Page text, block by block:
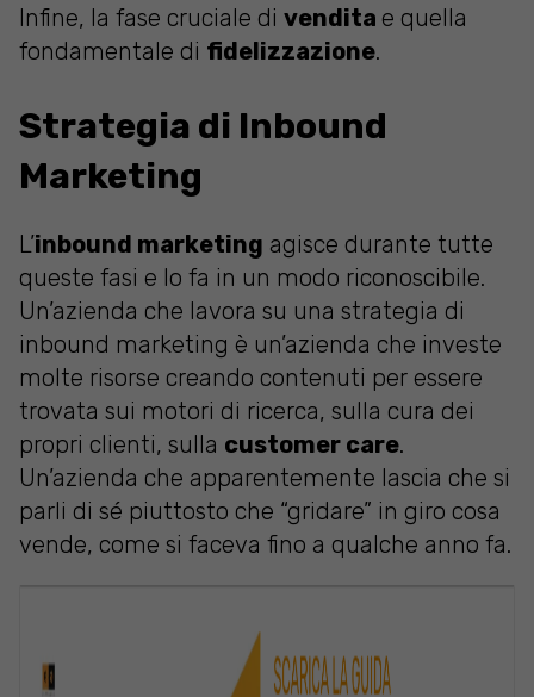
Infine, la fase cruciale di vendita e quella
fondamentale di fidelizzazione.
Strategia di Inbound
Marketing
L’inbound marketing agisce durante tutte
queste fasi e lo fa in un modo riconoscibile.
Un’azienda che lavora su una strategia di
inbound marketing è un’azienda che investe
molte risorse creando contenuti per essere
trovata sui motori di ricerca, sulla cura dei
propri clienti, sulla customer care.
Un’azienda che apparentemente lascia che si
parli di sé piuttosto che “gridare” in giro cosa
vende, come si faceva fino a qualche anno fa.